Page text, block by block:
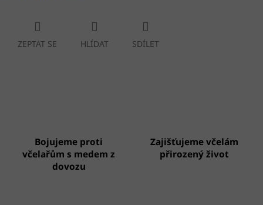
ZEPTAT SE HLÍDAT SDÍLET
Bojujeme proti
včelařům s medem z
dovozu
Zajišťujeme včelám
přirozený život